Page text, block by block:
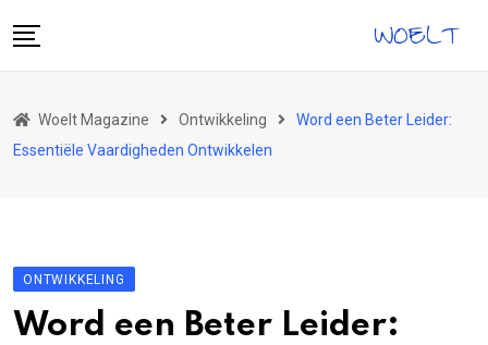
to
Gezondheid
Tech
Ontwikkeling
Woelt Magazine Ontwikkeling
Word een Beter Leider:
Essentiële Vaardigheden Ontwikkelen
ONTWIKKELING
Word een Beter Leider: